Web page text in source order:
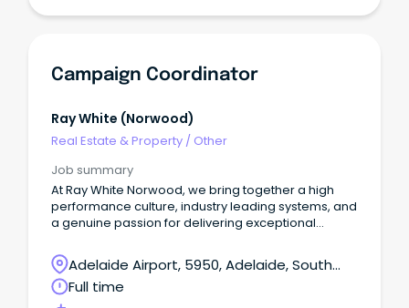
容 ログインをすると予め登録した履歴書を簡単に送れま
ざいました。ご入力されたメールアドレスへ確認メール
が届きますのでご確認ください。 絞り込み検索 ご注意く
貸とシェアに関する注意点 すべて JAMS.TVトップページ
オーストラリアニュース イベント JAMS.TVからのお知ら
せ お得／割引 グルメ 教育／留学／習い事 旅行／観光 医
療／保険 美容／健康 マネー 法律・ビザ 就職／転職 電話
祭 エンタメ／スポーツ ビジネス 日系コミュニティ エリ
アを指定してください ニューサウスウェールズ州 (NSW)
クイーンズランド州 (QLD)ビクトリア州 (VIC)南オース
トラリア州 (SA)西オーストラリア州 (WA)タスマニア州
Campaign Coordinator
Ray White (norwood)
Real Estate & Property / Other
Job summary
At Ray White Norwood, we bring together a high
performance culture, industry leading systems, and
a genuine passion for delivering exceptional
Adelaide Airport, 5950, Adelaide, South
Australia
Full time